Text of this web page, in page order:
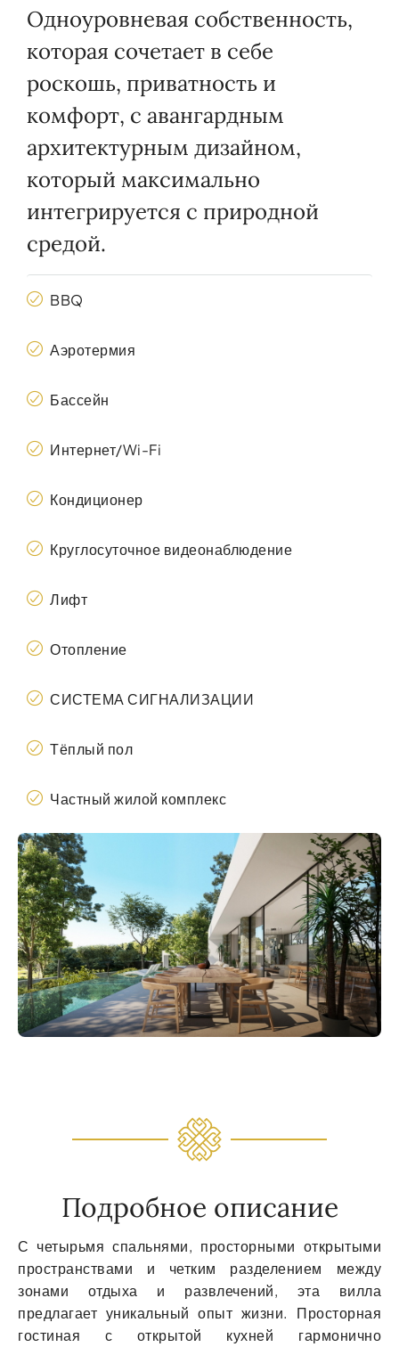
Одноуровневая собственность,
которая сочетает в себе
роскошь, приватность и
комфорт, с авангардным
архитектурным дизайном,
который максимально
интегрируется с природной
средой.
BBQ
Аэротермия
Бассейн
Интернет/Wi-Fi
Кондиционер
Круглосуточное видеонаблюдение
Лифт
Отопление
СИСТЕМА СИГНАЛИЗАЦИИ
Тёплый пол
Частный жилой комплекс
Подробное описание
С четырьмя спальнями, просторными открытыми
пространствами и четким разделением между
зонами отдыха и развлечений, эта вилла
предлагает уникальный опыт жизни. Просторная
гостиная с открытой кухней гармонично